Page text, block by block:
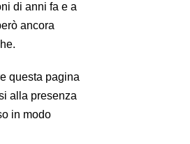
di anni fa e a
ancora
questa pagina
alla presenza
in modo